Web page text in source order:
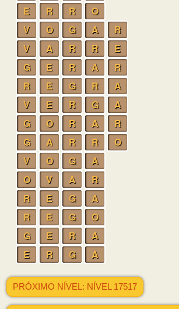
E
R R
O
V
O G A
R
V
A R R
E
G
E R A
R
R
E G R
A
V
E R G
A
G
O R A
R
G
A R R
O
V
O G
A
O
V A
R
R
E G
A
R
E G
O
G
E R
A
E
R G A
PRÓXIMO NÍVEL: NÍVEL 17517